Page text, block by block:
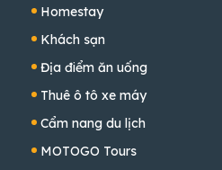
Homestay
Khách sạn
Địa điểm ăn uống
Thuê ô tô xe máy
Cẩm nang du lịch
MOTOGO Tours